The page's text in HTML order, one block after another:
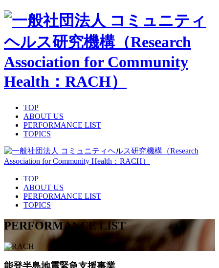
TOP
ABOUT US
PERFORMANCE LIST
TOPICS
TOP
ABOUT US
PERFORMANCE LIST
TOPICS
PERFORMANCE LIST